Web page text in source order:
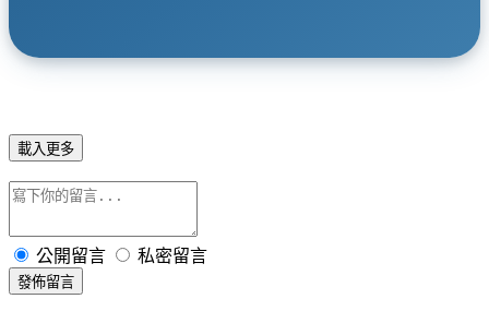
載入更多
公開留言 私密留言
發佈留言